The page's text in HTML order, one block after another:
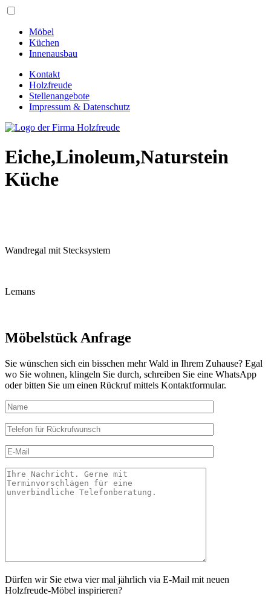
Möbel
Küchen
Innenausbau
Kontakt
Holzfreude
Stellenangebote
Impressum & Datenschutz
Eiche,Linoleum,Naturstein
Küche
Wandregal mit Stecksystem
Lemans
Möbelstück Anfrage
Sie wünschen sich ein bisschen mehr Wald in Ihrem Zuhause? Egal
wo Sie wohnen, klingeln Sie durch, schreiben Sie eine WhatsApp
oder bitten Sie um einen Rückruf mittels Kontaktformular.
Dürfen wir Sie etwa vier mal jährlich via E-Mail mit neuen
Holzfreude-Möbel inspirieren?